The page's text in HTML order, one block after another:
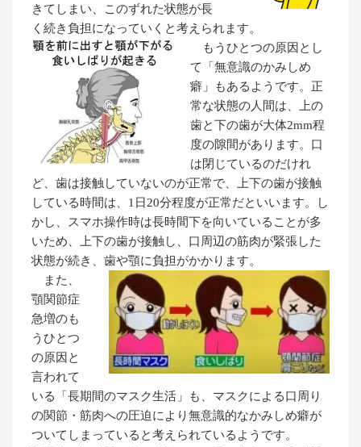
きてしまい、このずれた状態が長
く続き負担になっていくと考えられます。
もうひとつの原因とし
て「無意識のかみしめ
癖」もあるようです。正
常な状態の人間は、上の
歯と下の歯が大体2mm程
度の隙間があります。口
は閉じているのだけれ
ど、歯は接触していないのが正常で、上下の歯が接触
している時間は、1日20分程度が正常だといいます。し
かし、スマホ操作時は長時間下を向いていることが多
いため、上下の歯が接触し、口周辺の筋肉が緊張した
状態が続き、歯や顎に負担がかかります。
また、
顎関節症
急増のも
うひとつ
の原因と
言われて
いる「長期間のマスク生活」も、マスクによる口周り
の関節・筋肉への圧迫により無意識的なかみしめ癖が
ついてしまっていると考えられているようです。